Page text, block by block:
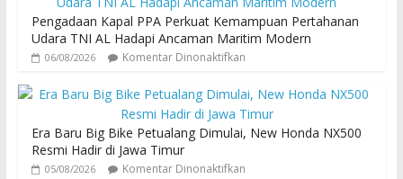
Pengadaan Kapal PPA Perkuat Kemampuan Pertahanan
Udara TNI AL Hadapi Ancaman Maritim Modern
06/08/2026 Komentar Dinonaktifkan
Era Baru Big Bike Petualang Dimulai, New Honda NX500
Resmi Hadir di Jawa Timur
05/08/2026 Komentar Dinonaktifkan